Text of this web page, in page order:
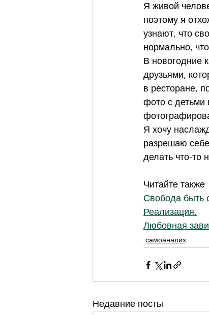
Я живой
поэтому я
узнают, что
нормально,
В новогодние
друзьями,
в ресторане,
фото с детьми
Я хочу
разрешаю
делать что-то
Читайте также
Свобода быть
Реализация.
Любовная
самоанализ
Недавние посты